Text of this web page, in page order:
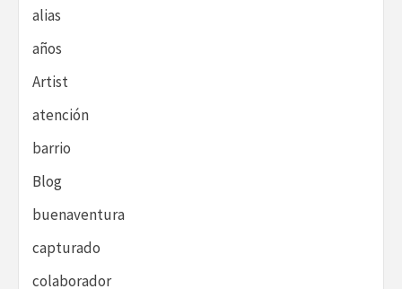
alias
años
Artist
atención
barrio
Blog
buenaventura
capturado
colaborador